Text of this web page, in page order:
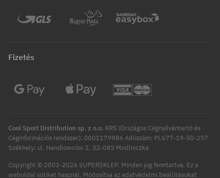
Fizetés
Cool Sport Distribution sp. z o.o. KRS (Országos Cégnyilvántartó és
Céginformációs rendszer): 0001179986 Adószám: PL677-19-50-257
Székhely: ul. Handlowców 2, 32-085 Modlniczka
Copyright © 2003-2026 SUPERSKLEP. Minden jog fenntartva. Ez a
weboldal sütiket használ. Módosítsa az adatvédelmi beállításokat